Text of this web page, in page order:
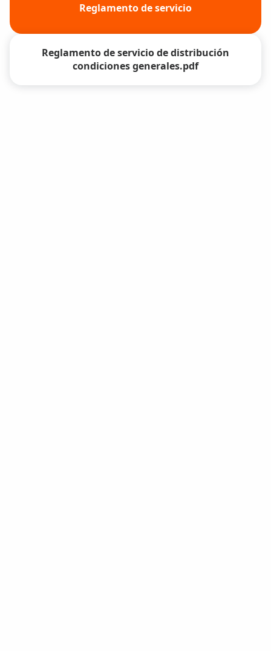
Reglamento de servicio
Reglamento de servicio de distribución
condiciones generales.pdf